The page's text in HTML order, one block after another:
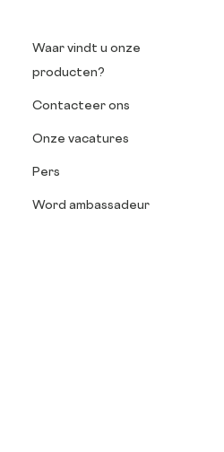
Waar vindt u onze
producten?
Contacteer ons
Onze vacatures
Pers
Word ambassadeur
Instagram
sur Youtube